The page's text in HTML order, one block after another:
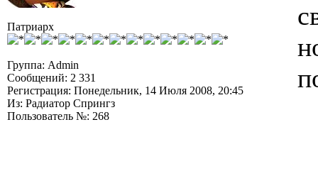
Патриарх
Группа: Admin
Сообщений: 2 331
Регистрация: Понедельник, 14 Июля 2008, 20:45
Из: Радиатор Спрингз
Пользователь №: 268